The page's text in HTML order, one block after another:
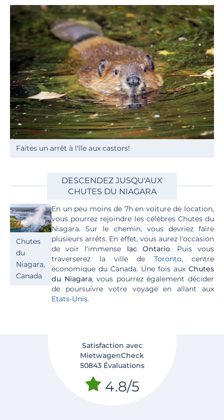
Faites un arrêt à l'île aux castors!
DESCENDEZ JUSQU'AUX
CHUTES DU NIAGARA
Chutes
du
Niagara,
Canada
En un peu moins de 7h en voiture de location,
vous pourrez rejoindre les célèbres Chutes du
Niagara. Sur le chemin, vous devriez faire
plusieurs arrêts. En effet, vous aurez l'occasion
de voir l'immense lac Ontario. Puis vous
traverserez la ville de Toronto, centre
économique du Canada. Une fois aux Chutes
du Niagara, vous pourrez également décider
de poursuivre votre voyage en allant aux
Etats-Unis.
Satisfaction avec
MietwagenCheck
50843 Évaluations
4.8/5